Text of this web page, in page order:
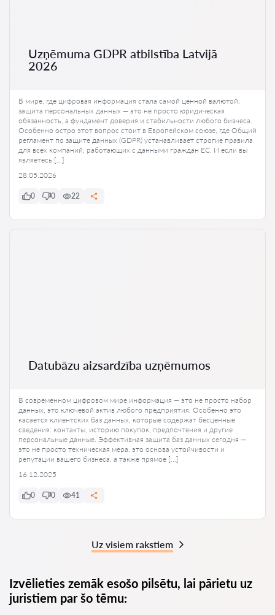
Uzņēmuma GDPR atbilstība Latvijā
2026
В мире, где цифровая информация стала самой ценной валютой,
защита персональных данных — это не просто юридическая
обязанность, а фундамент доверия и стабильности любого бизнеса.
Особенно остро этот вопрос стоит в Европейском союзе, где Общий
регламент по защите данных (GDPR) устанавливает строгие правила
для всех компаний, работающих с данными граждан ЕС. И если вы
являетесь […]
28.05.2026
0 0 22
Datubāzu aizsardzība uzņēmumos
В современном цифровом мире информация — это не просто набор
данных, это ключевой актив любого предприятия. Особенно это
касается клиентских баз данных, которые содержат бесценные
сведения: контакты, историю покупок, предпочтения и другие
персональные данные. Эффективная защита баз данных сегодня —
это не просто техническая мера, это основа устойчивости и
репутации вашего бизнеса, а также прямое […]
16.12.2025
0 0 41
Uz visiem rakstiem
Izvēlieties zemāk esošo pilsētu, lai pārietu uz
juristiem par šo tēmu: